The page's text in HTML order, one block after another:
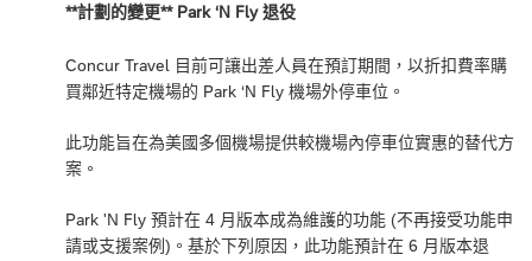
**計劃的變更** Park ‘N Fly 退役
Concur Travel 目前可讓出差人員在預訂期間，以折扣費率購
買鄰近特定機場的 Park ‘N Fly 機場外停車位。
此功能旨在為美國多個機場提供較機場內停車位實惠的替代方
案。
Park 'N Fly 預計在 4 月版本成為維護的功能 (不再接受功能申
請或支援案例)。基於下列原因，此功能預計在 6 月版本退